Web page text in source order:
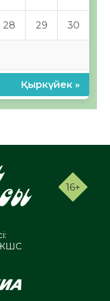
28 29 30
Қыркүйек »
16+
ЖШС